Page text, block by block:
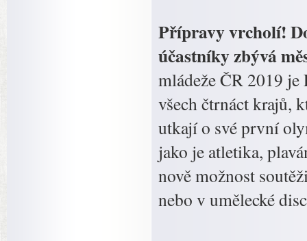
Přípravy vrcholí!
účastníky zbývá
mládeže ČR 2019
všech čtrnáct krajů,
utkají o své první
jako je atletika,
nově možnost
nebo v umělecké